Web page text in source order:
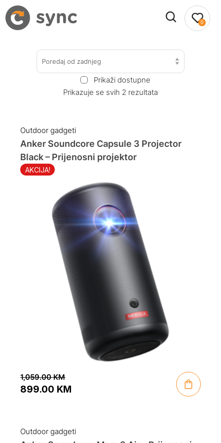
0
Poredaj od zadnjeg
Prikaži dostupne
Prikazuje se svih 2 rezultata
Outdoor gadgeti
AKCIJA!
Anker Soundcore Capsule 3 Projector
Black – Prijenosni projektor
1,059.00KM
was:
899.00 KM
is:
Outdoor gadgeti